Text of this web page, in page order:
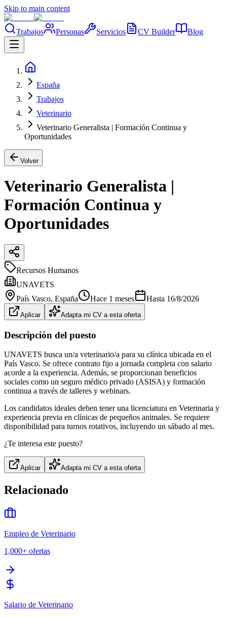
Skip to main content
Trabajos Personas Servicios CV Builder Blog
España
Trabajos
Veterinario
Veterinario Generalista | Formación Continua y
Oportunidades
Volver
Veterinario Generalista |
Formación Continua y
Oportunidades
Recursos Humanos
UNAVETS
País Vasco, España Hace 1 meses Hasta 16/8/2026
Aplicar Adapta mi CV a esta oferta
Descripción del puesto
UNAVETS busca un/a veterinario/a para su clínica ubicada en el
País Vasco. Se ofrece contrato fijo a jornada completa con salario
acorde a la experiencia. Además, se proporcionan beneficios
sociales como un seguro médico privado (ASISA) y formación
continua a través de talleres y webinars.
Los candidatos ideales deben tener una licenciatura en Veterinaria y
experiencia previa en clínicas de pequeños animales. Se requiere
disponibilidad para turnos rotativos, incluyendo un sábado al mes.
¿Te interesa este puesto?
Aplicar Adapta mi CV a esta oferta
Relacionado
Empleo de Veterinario
1,000+ ofertas
Salario de Veterinario